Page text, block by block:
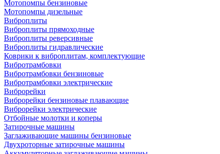
Мотопомпы бензиновые
Мотопомпы дизельные
Виброплиты
Виброплиты прямоходные
Виброплиты реверсивные
Виброплиты гидравлические
Коврики к виброплитам, комплектующие
Вибротрамбовки
Вибротрамбовки бензиновые
Вибротрамбовки электрические
Виброрейки
Виброрейки бензиновые плавающие
Виброрейки электрические
Отбойные молотки и коперы
Затирочные машины
Заглаживающие машины бензиновые
Двухроторные затирочные машины